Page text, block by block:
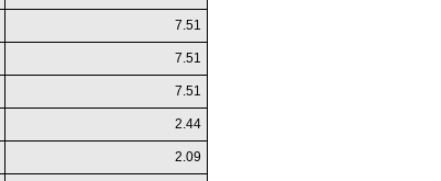
7.51
7.51
7.51
2.44
2.09